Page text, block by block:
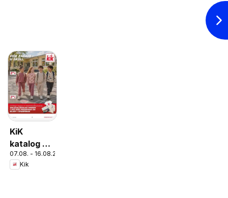
KiK
katalog do
16.08.2026
07.08. - 16.08.2026
Kik